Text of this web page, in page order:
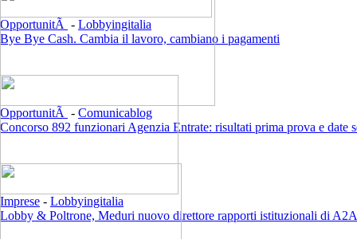
OpportunitÃ - Lobbyingitalia
Bye Bye Cash. Cambia il lavoro, cambiano i pagamenti
OpportunitÃ - Comunicablog
Concorso 892 funzionari Agenzia Entrate: risultati prima prova e date
Imprese - Lobbyingitalia
Lobby & Poltrone, Meduri nuovo direttore rapporti istituzionali di A2A